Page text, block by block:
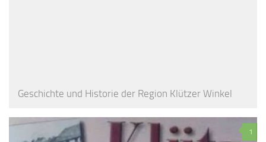
Geschichte und Historie der Region Klützer Winkel
1